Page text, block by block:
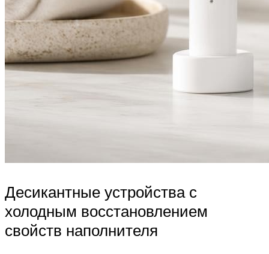
Десикантные устройства с
холодным восстановлением
свойств наполнителя